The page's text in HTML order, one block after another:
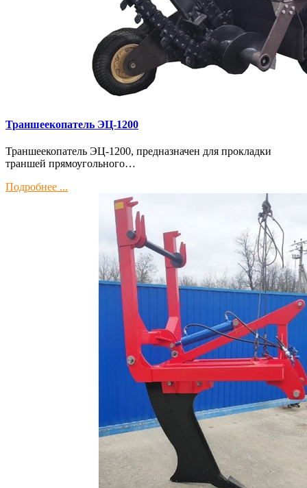
Траншеекопатель ЭЦ-1200
Траншеекопатель ЭЦ-1200, предназначен для прокладки
траншей прямоугольного…
Подробнее ...